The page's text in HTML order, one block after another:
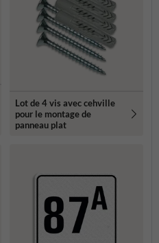
Lot de 4 vis avec cehville
pour le montage de
panneau plat